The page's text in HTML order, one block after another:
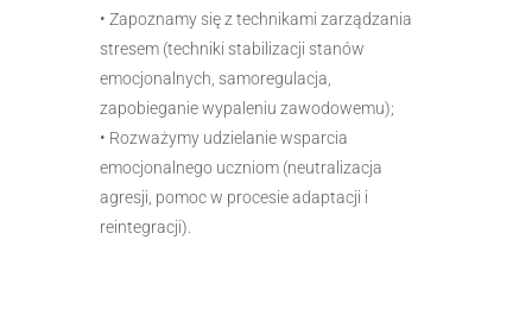
• Zapoznamy się z technikami zarządzania
stresem (techniki stabilizacji stanów
emocjonalnych, samoregulacja,
zapobieganie wypaleniu zawodowemu);
• Rozważymy udzielanie wsparcia
emocjonalnego uczniom (neutralizacja
agresji, pomoc w procesie adaptacji i
reintegracji).